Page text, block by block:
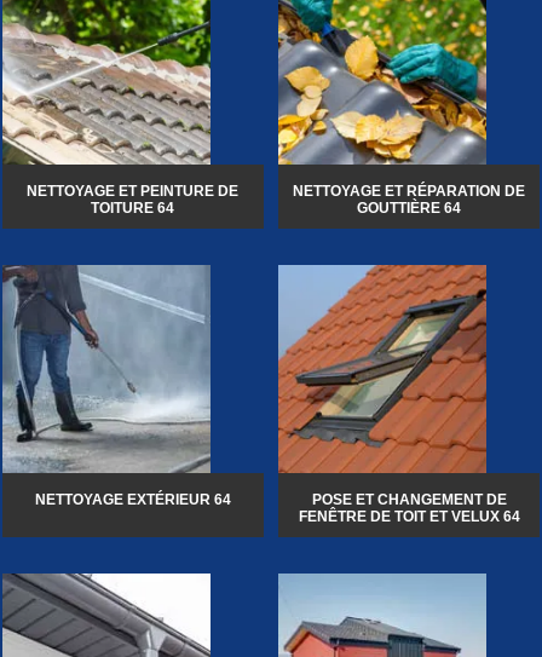
NETTOYAGE ET PEINTURE DE
TOITURE 64
NETTOYAGE ET RÉPARATION DE
GOUTTIÈRE 64
NETTOYAGE EXTÉRIEUR 64
POSE ET CHANGEMENT DE
FENÊTRE DE TOIT ET VELUX 64